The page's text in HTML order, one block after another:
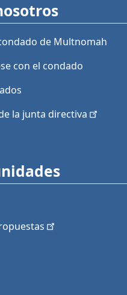
de Multnomah
con el condado
la junta directiva